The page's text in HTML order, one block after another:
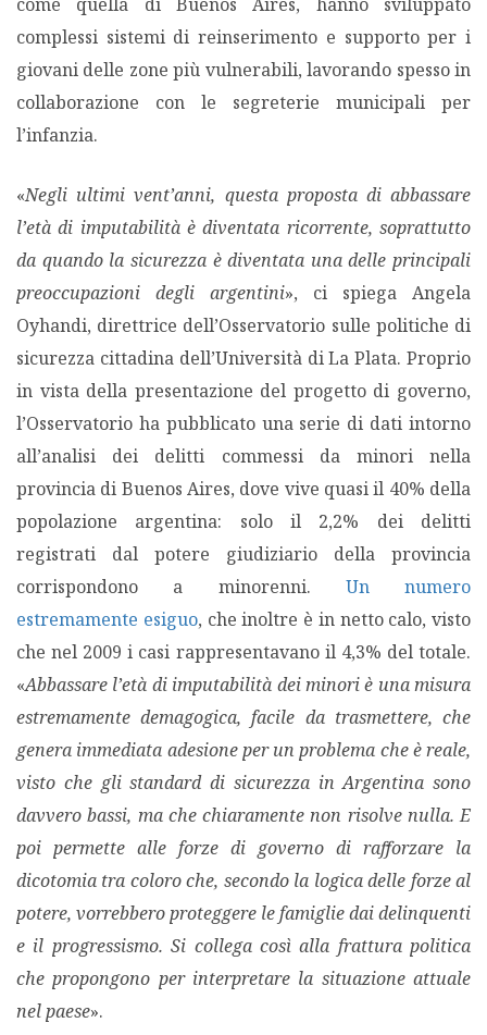
complessi sistemi di reinserimento e supporto per i
giovani delle zone più vulnerabili, lavorando spesso in
collaborazione con le segreterie municipali per
l’infanzia.
«Negli ultimi vent’anni, questa proposta di abbassare
l’età di imputabilità è diventata ricorrente, soprattutto
da quando la sicurezza è diventata una delle principali
preoccupazioni degli argentini», ci spiega Angela
Oyhandi, direttrice dell’Osservatorio sulle politiche di
sicurezza cittadina dell’Università di La Plata. Proprio
in vista della presentazione del progetto di governo,
l’Osservatorio ha pubblicato una serie di dati intorno
all’analisi dei delitti commessi da minori nella
provincia di Buenos Aires, dove vive quasi il 40% della
popolazione argentina: solo il 2,2% dei delitti
registrati dal potere giudiziario della provincia
corrispondono a minorenni. Un numero
estremamente esiguo, che inoltre è in netto calo, visto
che nel 2009 i casi rappresentavano il 4,3% del totale.
«Abbassare l’età di imputabilità dei minori è una misura
estremamente demagogica, facile da trasmettere, che
genera immediata adesione per un problema che è reale,
visto che gli standard di sicurezza in Argentina sono
davvero bassi, ma che chiaramente non risolve nulla. E
poi permette alle forze di governo di rafforzare la
dicotomia tra coloro che, secondo la logica delle forze al
potere, vorrebbero proteggere le famiglie dai delinquenti
e il progressismo. Si collega così alla frattura politica
che propongono per interpretare la situazione attuale
nel paese».